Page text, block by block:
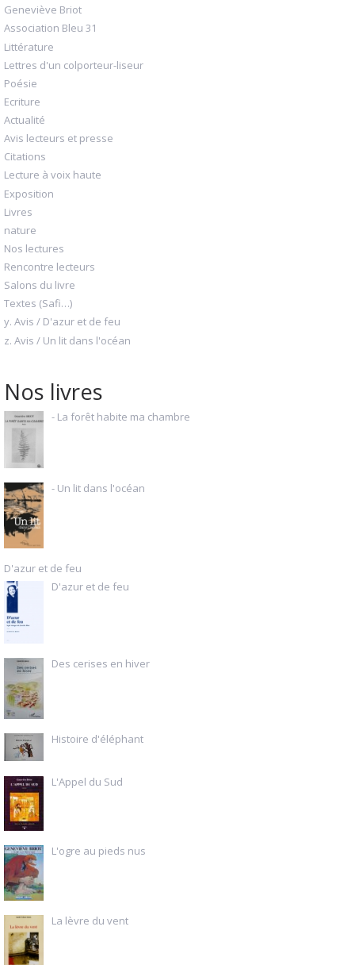
Geneviève Briot
Association Bleu 31
Littérature
Lettres d'un colporteur-liseur
Poésie
Ecriture
Actualité
Avis lecteurs et presse
Citations
Lecture à voix haute
Exposition
Livres
nature
Nos lectures
Rencontre lecteurs
Salons du livre
Textes (Safi…)
y. Avis / D'azur et de feu
z. Avis / Un lit dans l'océan
Nos livres
- La forêt habite ma chambre
- Un lit dans l'océan
D'azur et de feu
D'azur et de feu
Des cerises en hiver
Histoire d'éléphant
L'Appel du Sud
L'ogre au pieds nus
La lèvre du vent